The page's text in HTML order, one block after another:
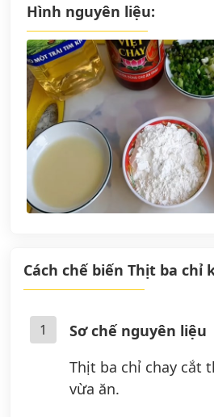
Hình nguyên liệu:
Cách chế biến Thịt ba chỉ
1
Sơ chế nguyên liệu
Thịt ba chỉ chay cắt
vừa ăn.